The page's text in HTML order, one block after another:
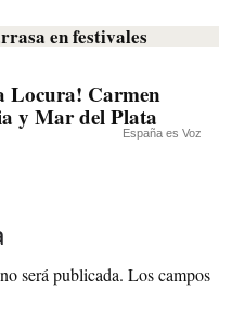
Locura! Carmen
y Mar del Plata
España es Voz
será publicada. Los campos